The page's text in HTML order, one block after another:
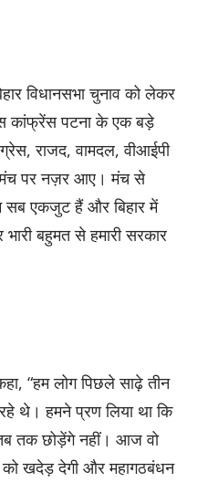
विधानसभा चुनाव को लेकर
कांफ्रेंस पटना के एक बड़े
राजद, वामदल, वीआईपी
पर नज़र आए। मंच से
सब एकजुट हैं और बिहार में
बहुमत से हमारी सरकार
“हम लोग पिछले साढ़े तीन
थे। हमने प्रण लिया था कि
तक छोड़ेंगे नहीं। आज वो
खदेड़ देगी और महागठबंधन